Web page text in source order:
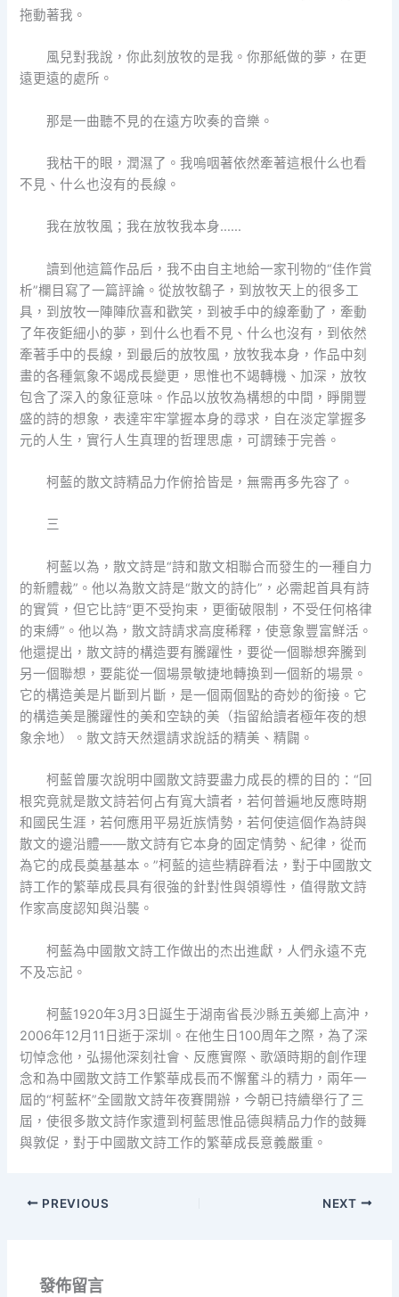
拖動著我。
風兒對我說，你此刻放牧的是我。你那紙做的夢，在更
遠更遠的處所。
那是一曲聽不見的在遠方吹奏的音樂。
我枯干的眼，潤濕了。我嗚咽著依然牽著這根什么也看
不見、什么也沒有的長線。
我在放牧風；我在放牧我本身……
讀到他這篇作品后，我不由自主地給一家刊物的“佳作賞
析”欄目寫了一篇評論。從放牧鷂子，到放牧天上的很多工
具，到放牧一陣陣欣喜和歡笑，到被手中的線牽動了，牽動
了年夜鉅細小的夢，到什么也看不見、什么也沒有，到依然
牽著手中的長線，到最后的放牧風，放牧我本身，作品中刻
畫的各種氣象不竭成長變更，思惟也不竭轉機、加深，放牧
包含了深入的象征意味。作品以放牧為構想的中間，睜開豐
盛的詩的想象，表達牢牢掌握本身的尋求，自在淡定掌握多
元的人生，實行人生真理的哲理思慮，可謂臻于完善。
柯藍的散文詩精品力作俯拾皆是，無需再多先容了。
三
柯藍以為，散文詩是“詩和散文相聯合而發生的一種自力
的新體裁”。他以為散文詩是“散文的詩化”，必需起首具有詩
的實質，但它比詩“更不受拘束，更衝破限制，不受任何格律
的束縛”。他以為，散文詩請求高度稀釋，使意象豐富鮮活。
他還提出，散文詩的構造要有騰躍性，要從一個聯想奔騰到
另一個聯想，要能從一個場景敏捷地轉換到一個新的場景。
它的構造美是片斷到片斷，是一個兩個點的奇妙的銜接。它
的構造美是騰躍性的美和空缺的美（指留給讀者極年夜的想
象余地）。散文詩天然還請求說話的精美、精闢。
柯藍曾屢次說明中國散文詩要盡力成長的標的目的：“回
根究竟就是散文詩若何占有寬大讀者，若何普遍地反應時期
和國民生涯，若何應用平易近族情勢，若何使這個作為詩與
散文的邊沿體——散文詩有它本身的固定情勢、紀律，從而
為它的成長奠基基本。”柯藍的這些精辟看法，對于中國散文
詩工作的繁華成長具有很強的針對性與領導性，值得散文詩
作家高度認知與沿襲。
柯藍為中國散文詩工作做出的杰出進獻，人們永遠不克
不及忘記。
柯藍1920年3月3日誕生于湖南省長沙縣五美鄉上高沖，
2006年12月11日逝于深圳。在他生日100周年之際，為了深
切悼念他，弘揚他深刻社會、反應實際、歌頌時期的創作理
念和為中國散文詩工作繁華成長而不懈奮斗的精力，兩年一
屆的“柯藍杯”全國散文詩年夜賽開辦，今朝已持續舉行了三
屆，使很多散文詩作家遭到柯藍思惟品德與精品力作的鼓舞
與敦促，對于中國散文詩工作的繁華成長意義嚴重。
PREVIOUS NEXT
發佈留言